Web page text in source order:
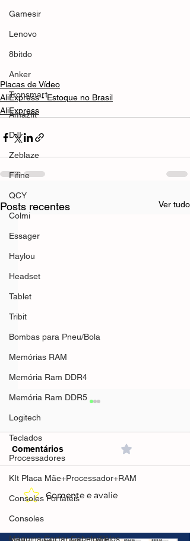
Gamesir
Lenovo
8bitdo
Anker
Tronsmart
Amazfit
DJI
Zeblaze
Fifine
QCY
Colmi
Essager
Haylou
Headset
Tablet
Tribit
Bombas para Pneu/Bola
Memórias RAM
Memória Ram DDR4
Memória Ram DDR5
Logitech
Teclados
Processadores
KIt Placa Mãe+Processador+RAM
Consoles Portáteis
Consoles
Máquina Cortar Cabelo/Pêlos
Placas de Vídeo
AliExpress - Estoque no Brasil
AliExpress
Posts recentes Ver tudo
XIAOMI QCY MeloBuds
(AliExpress)🇧🇷Envio
Brasil-R$191,79/Envio
Comentários
Comente e avalie